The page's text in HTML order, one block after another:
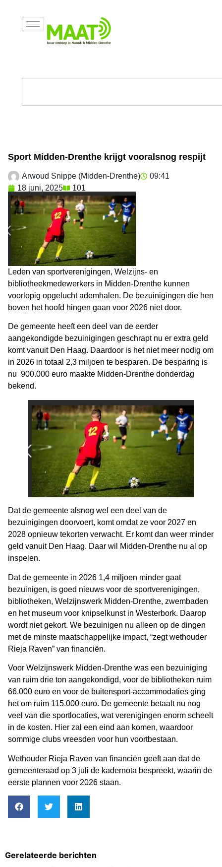
Sport Midden-Drenthe krijgt vooralsnog respijt
Arwoud Snippe (Midden-Drenthe)
09:41
18 juni, 2025
101
Leden van sportverenigingen, Welzijns- en
bibliotheekmedewerkers in Midden-Drenthe kunnen
voorlopig opgelucht ademhalen. De bezuinigingen die hen
boven het hoofd hingen gaan voor 2026 niet door.
De gemeente heeft een deel van de eerder
aangekondigde bezuinigingen geschrapt nu er extra geld
komt vanuit Den Haag. Daardoor is het niet meer nodig om
in 2026 in totaal 2,3 miljoen te besparen. De besparing is
nu 900.000 euro maakte Midden-Drenthe donderdag
bekend.
Dat de gemeente alsnog wel een deel van de
bezuinigingen doorvoert, komt omdat ze voor 2027 en
2028 opnieuw tekorten verwacht. Er komt dan weer minder
geld vanuit Den Haag. Daar wil Midden-Drenthe nu al op
inspelen.
Dat de gemeente in 2026 1,4 miljoen minder gaat
bezuinigen, is goed nieuws voor de sportverenigingen,
bibliotheken, Welzijnswerk Midden-Drenthe, zwembaden
en het museum voor knipselkunst in Westerbork. Daarop
wordt niet gekort. We bezuinigen nu alleen op de dingen
met de minste maatschappelijke impact, “zegt wethouder
Rieja Raven” van financiën.
Voor Welzijnswerk Midden-Drenthe was een bezuiniging
van ruim drie ton aangekondigd, voor de bibliotheken ruim
66.000 euro en voor de buitensport-accommodaties ging
het om ruim 115.000 euro. De gemeente betaalt nu nog
veel van die sportlocaties, wat verenigingen enorm scheelt
in de kosten. Hier zal een eind aan komen, waardoor
sommige clubs vreesden voor hun voortbestaan.
Wethouder Rieja Raven van financiën geeft aan dat de
gemeenteraad op 3 juli de kadernota bespreekt, waarin de
eerste plannen voor 2026 staan.
Gerelateerde berichten